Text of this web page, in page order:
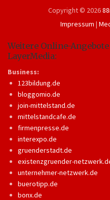
Copyright © 2026
Impressum |
Weitere Online-
LayerMedia:
Business:
123bildung.de
bloggomio.de
join-mittelstand.de
mittelstandcafe.de
firmenpresse.de
interexpo.de
gruenderstadt.de
existenzgruender-
unternehmer-netzwerk.de
buerotipp.de
bonx.de